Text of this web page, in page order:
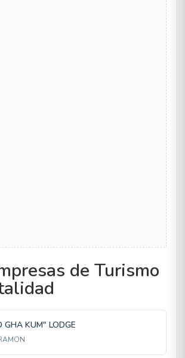
de Turismo
GHA KUM" LODGE